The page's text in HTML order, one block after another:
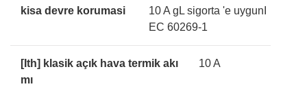
kisa devre korumasi
10 A gL sigorta 'e uygunI
EC 60269-1
[Ith] klasik açık hava termik akı
mı
10 A